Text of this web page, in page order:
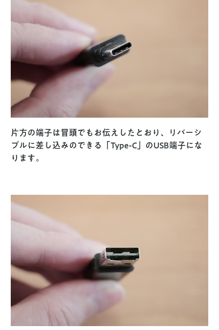
片方の端子は冒頭でもお伝えしたとおり、リバーシ
ブルに差し込みのできる「Type-C」のUSB端子にな
ります。